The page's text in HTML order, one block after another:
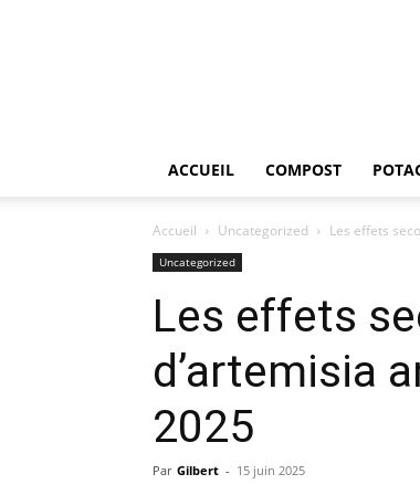
ACCUEIL COMPOST
Accueil Uncategorized Les effets
Uncategorized
Les effets
d’artemisia
2025
Par Gilbert - 15 juin 2025